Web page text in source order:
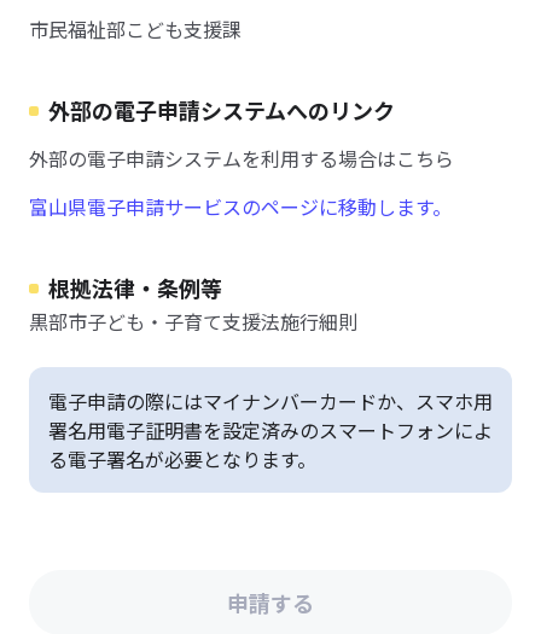
市民福祉部こども支援課
外部の電子申請システムへのリンク
外部の電子申請システムを利用する場合はこちら
富山県電子申請サービスのページに移動します。
根拠法律・条例等
黒部市子ども・子育て支援法施行細則
電子申請の際にはマイナンバーカードか、スマホ用
署名用電子証明書を設定済みのスマートフォンによ
る電子署名が必要となります。